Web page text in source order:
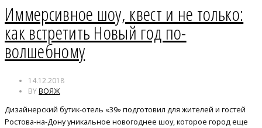
Иммерсивное шоу, квест и не только:
как встретить Новый год по-
волшебному
14.12.2018
BYВОЯЖ
Дизайнерский бутик-отель «39» подготовил для жителей и гостей
Ростова-на-Дону уникальное новогоднее шоу, которое город еще